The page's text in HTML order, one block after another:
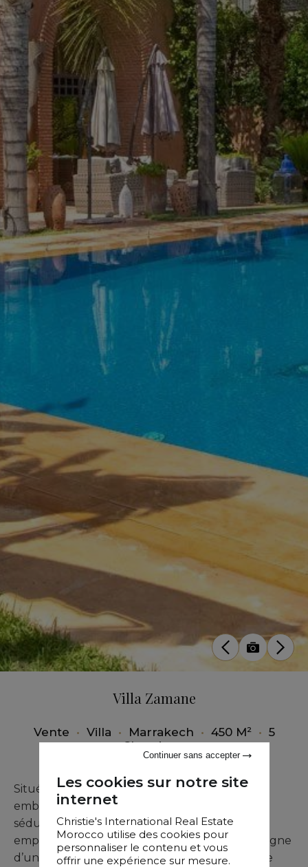
Villa Zamane
Vente • Villa • Marrakech • 450 M² • 5
Chambres
Située sur l’un des parcours de golf les plus
emblématiques de Marrakech, la Villa Zamane
séduit par son style beldi et son architecture
empreinte d’authenticité. Chaque détail témoigne
d’une exécution soignée, portée par l’usage de
Les cookies sur notre site
internet
Christie's International Real Estate
Morocco utilise des cookies pour
personnaliser le contenu et vous
offrir une expérience sur mesure.
Continuer sans accepter